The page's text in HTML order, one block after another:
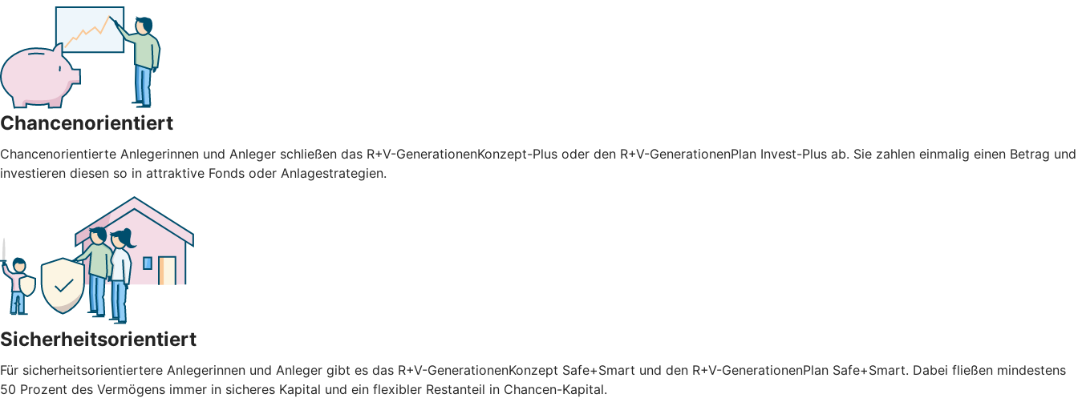
Chancenorientiert
Chancenorientierte Anlegerinnen und Anleger schließen das R+V-GenerationenKonzept-Plus oder den R+V-GenerationenPlan Invest-Plus ab. Sie zahlen einmalig einen Betrag und
investieren diesen so in attraktive Fonds oder Anlagestrategien.
Sicherheitsorientiert
Für sicherheitsorientiertere Anlegerinnen und Anleger gibt es das R+V-GenerationenKonzept Safe+Smart und den R+V-GenerationenPlan Safe+Smart. Dabei fließen mindestens
50 Prozent des Vermögens immer in sicheres Kapital und ein flexibler Restanteil in Chancen-Kapital.